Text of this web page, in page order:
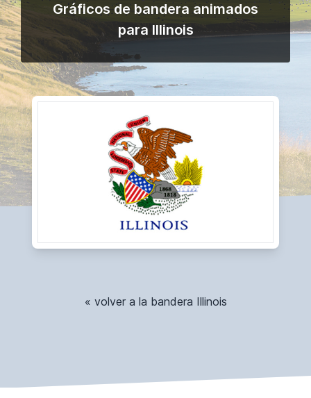
Gráficos de bandera animados
para Illinois
« volver a la bandera Illinois